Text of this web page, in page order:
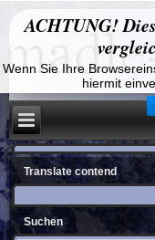
ACHTUNG!
Wenn Sie Ihre
hiermit
Translate contend
Suchen